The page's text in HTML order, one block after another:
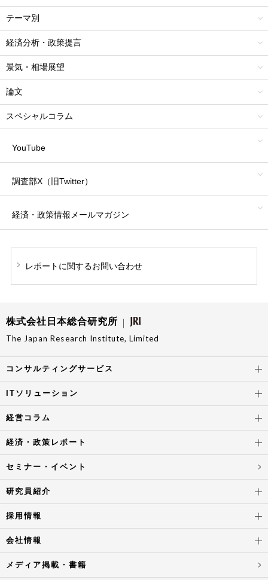
テーマ別
経済分析・政策提言
景気・相場展望
論文
スペシャルコラム
YouTube
調査部X（旧Twitter）
経済・政策情報 メールマガジン
レポートに関するお問い合わせ
株式会社日本総合研究所
The Japan Research Institute, Limited
コンサルティングサービス
ITソリューション
経営コラム
経済・政策レポート
セミナー・イベント
研究員紹介
採用情報
会社情報
メディア掲載・書籍